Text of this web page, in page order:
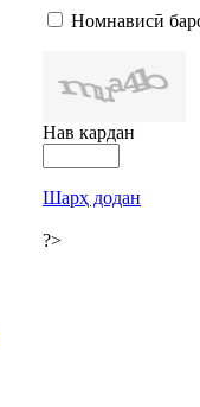
Номнависӣ
Нав кардан
Шарҳ додан
?>